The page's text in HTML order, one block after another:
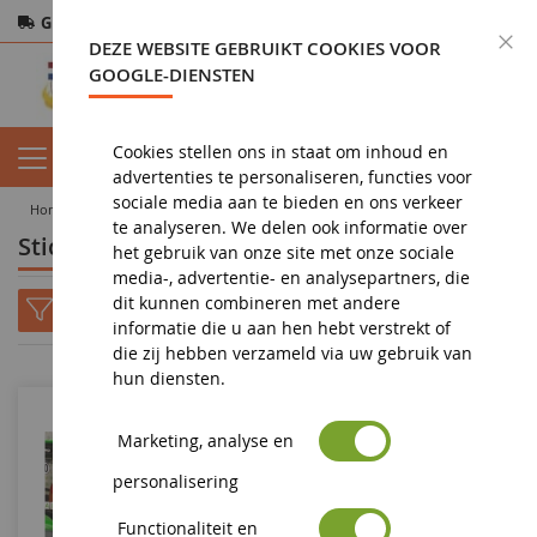
Gratis verzending
Retournerenbinnen 14 dagen
home landbouwminiatuur reserveonderdeel andere Sticker
Sticker
DEZE WEBSITE GEBRUIKT COOKIES VOOR
GOOGLE-DIENSTEN
Cookies stellen ons in staat om inhoud en
advertenties te personaliseren, functies voor
sociale media aan te bieden en ons verkeer
te analyseren. We delen ook informatie over
het gebruik van onze site met onze sociale
media-, advertentie- en analysepartners, die
dit kunnen combineren met andere
informatie die u aan hen hebt verstrekt of
die zij hebben verzameld via uw gebruik van
hun diensten.
Marketing, analyse en
personalisering
Functionaliteit en